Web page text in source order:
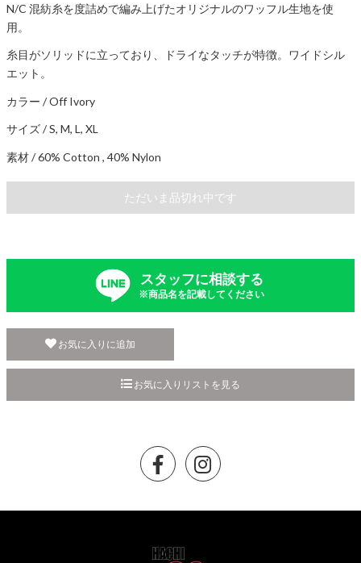
N/C 混紡糸を度詰めで編み上げたオリジナルのワッフル生地を使
用。
糸目がソリッドに立っており、ドライなタッチが特徴。ワイドシル
エット。
カラー / Off Ivory
サイズ / S, M, L, XL
素材 / 60% Cotton , 40% Nylon
ただいま品切れ中です
スタッフに相談する
※商品名を記載してください
お気に入りに追加
お気に入りリストを見る